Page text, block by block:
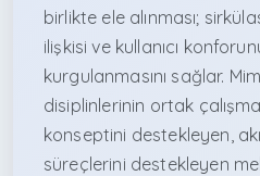
birlikte ele alınması;
ilişkisi ve kullanıcı
kurgulanmasını sağlar.
disiplinlerinin ortak
konseptini destekleyen,
süreçlerini destekleyen